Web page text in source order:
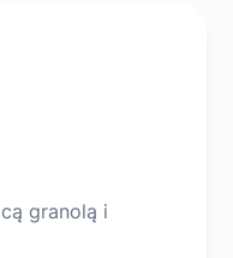
granolą i